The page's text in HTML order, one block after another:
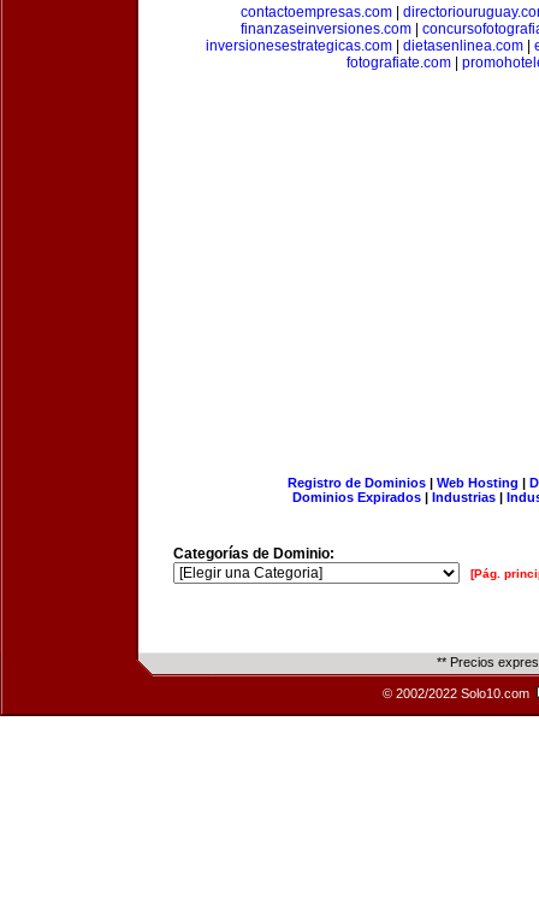
contactoempresas.com
finanzaseinversiones.com
inversionesestrategicas.com| dietasenlinea.com|
fotografiate.com|
Registro de Dominios| Web Hosting |
Dominios Expirados | Industrias |
Categorías de Dominio:
[Pág.
** Precios
© 2002/2022 Solo10.com